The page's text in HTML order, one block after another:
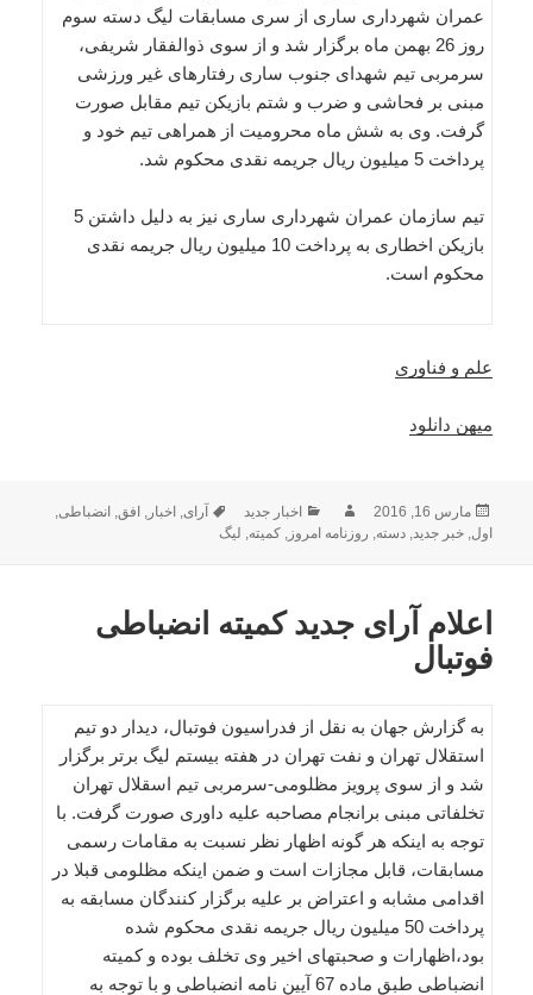
عمران شهرداری ساری از سری مسابقات لیگ دسته سوم
روز 26 بهمن ماه برگزار شد و از سوی ذوالفقار شریفی،
سرمربی تیم شهدای جنوب ساری رفتارهای غیر ورزشی
مبنی بر فحاشی و ضرب و شتم بازیکن تیم مقابل صورت
گرفت. وی به شش ماه محرومیت از همراهی تیم خود و
پرداخت 5 میلیون ریال جریمه نقدی محکوم شد.
تیم سازمان عمران شهرداری ساری نیز به دلیل داشتن 5
بازیکن اخطاری به پرداخت 10 میلیون ریال جریمه نقدی
محکوم است.
علم و فناوری
میهن دانلود
ارسال
شده
مارس 16, 2016 نویسندهدسته‌ها
اخبار جدید برچسب‌ها
آرای, اخبار, افق, انضباطی,
اول,خبر جدید,دسته, روزنامه امروز,کمیته, لیگ
اعلام آرای جدید کمیته انضباطی
فوتبال
به گزارش جهان به نقل از فدراسیون فوتبال، دیدار دو تیم
استقلال تهران و نفت تهران در هفته بیستم لیگ برتر برگزار
شد و از سوی پرویز مظلومی-سرمربی تیم اسقلال تهران
تخلفاتی مبنی برانجام مصاحبه علیه داوری صورت گرفت. با
توجه به اینکه هر گونه اظهار نظر نسبت به مقامات رسمی
مسابقات، قابل مجازات است و ضمن اینکه مظلومی قبلا در
اقدامی مشابه و اعتراض بر علیه برگزار کنندگان مسابقه به
پرداخت 50 میلیون ریال جریمه نقدی محکوم شده
بود،اظهارات و صحبتهای اخیر وی تخلف بوده و کمیته
انضباطی طبق ماده 67 آیین نامه انضباطی و با توجه به